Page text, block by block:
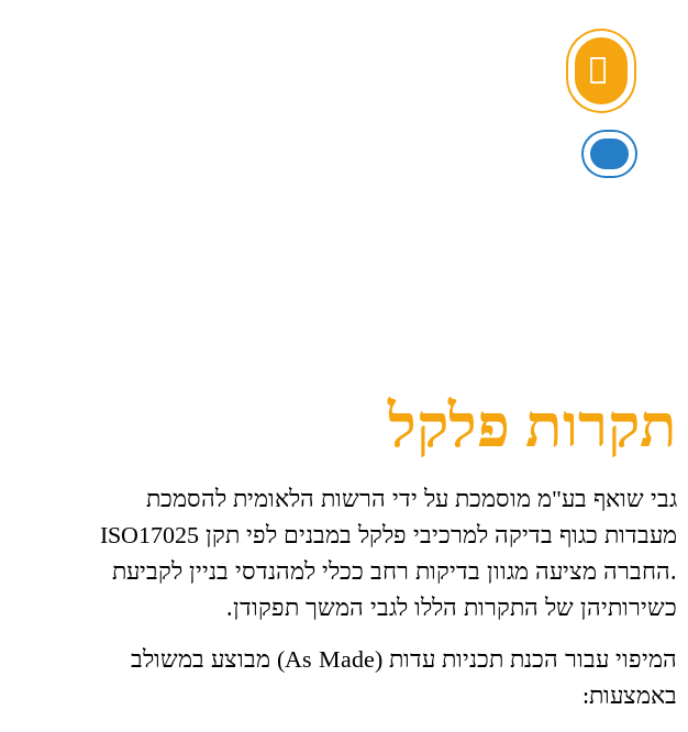
תקרות פלקל
גבי שואף בע"מ מוסמכת על ידי הרשות הלאומית להסמכת
.החברה מציעה מגוון בדיקות רחב ככלי למהנדסי בניין לקביעת
כשירותיהן של התקרות הללו לגבי המשך תפקודן.
המיפוי עבור הכנת תכניות עדות (As Made) מבוצע במשולב
באמצעות: